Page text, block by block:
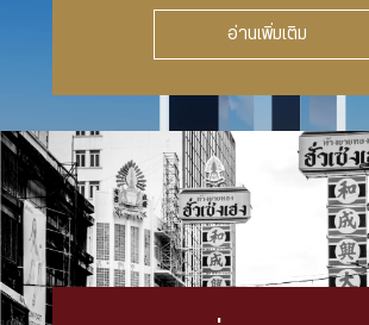
อ่านเพิ่มเติม